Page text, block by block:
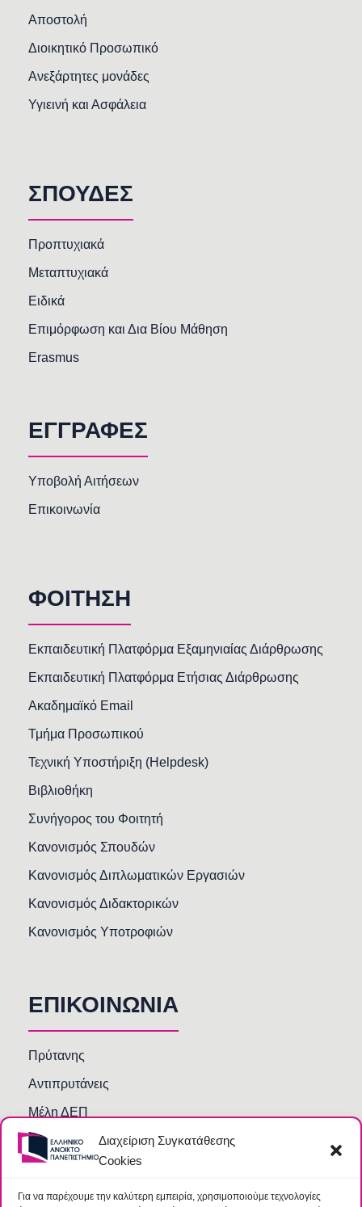
Διαχείριση Συγκατάθεσης
Cookies
Για να παρέχουμε την καλύτερη εμπειρία, χρησιμοποιούμε τεχνολογίες
Αποστολή
Διοικητικό Προσωπικό
Ανεξάρτητες μονάδες
Υγιεινή και Ασφάλεια
ΣΠΟΥΔΕΣ
Προπτυχιακά
Μεταπτυχιακά
Ειδικά
Επιμόρφωση και Δια Βίου Μάθηση
Erasmus
ΕΓΓΡΑΦΕΣ
Υποβολή Αιτήσεων
Επικοινωνία
ΦΟΙΤΗΣΗ
Εκπαιδευτική Πλατφόρμα Εξαμηνιαίας Διάρθρωσης
Εκπαιδευτική Πλατφόρμα Ετήσιας Διάρθρωσης
Ακαδημαϊκό Email
Τμήμα Προσωπικού
Τεχνική Υποστήριξη (Helpdesk)
Βιβλιοθήκη
Συνήγορος του Φοιτητή
Κανονισμός Σπουδών
Κανονισμός Διπλωματικών Εργασιών
Κανονισμός Διδακτορικών
Κανονισμός Υποτροφιών
ΕΠΙΚΟΙΝΩΝΙΑ
Πρύτανης
Αντιπρυτάνεις
Μέλη ΔΕΠ
Τμήματα και Υπηρεσίες
Γραμματείες Κοσμητειών Σχολών
Βιβλιοθήκη